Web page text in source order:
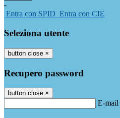
-
Entra con SPID Entra con CIE
Seleziona utente
button close ×
Recupero password
button close ×
E-mail